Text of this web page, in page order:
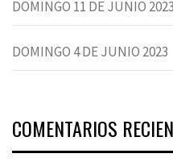
DOMINGO 11 DE JUNIO 2023
DOMINGO 4 DE JUNIO 2023
COMENTARIOS